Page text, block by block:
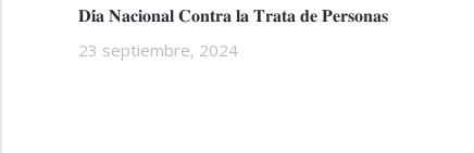
𝐃𝐢́𝐚 𝐍𝐚𝐜𝐢𝐨𝐧𝐚𝐥 𝐂𝐨𝐧𝐭𝐫𝐚 𝐥𝐚 𝐓𝐫𝐚𝐭𝐚 𝐝𝐞 𝐏𝐞𝐫𝐬𝐨𝐧𝐚𝐬
23 septiembre, 2024